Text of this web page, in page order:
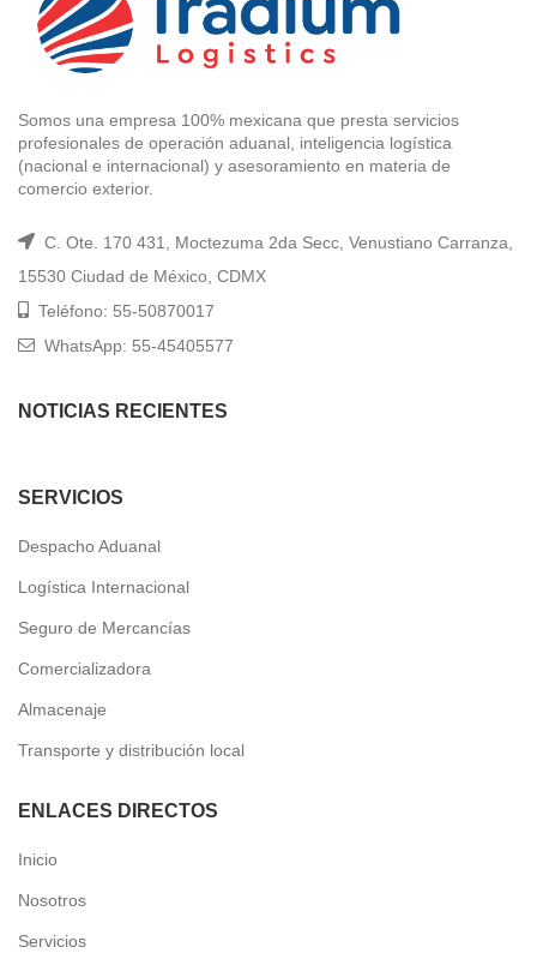
Somos una empresa 100% mexicana que presta servicios
profesionales de operación aduanal, inteligencia logística
(nacional e internacional) y asesoramiento en materia de
comercio exterior.
C. Ote. 170 431, Moctezuma 2da Secc, Venustiano Carranza,
15530 Ciudad de México, CDMX
Teléfono: 55-50870017
WhatsApp: 55-45405577
NOTICIAS RECIENTES
SERVICIOS
Despacho Aduanal
Logística Internacional
Seguro de Mercancías
Comercializadora
Almacenaje
Transporte y distribución local
ENLACES DIRECTOS
Inicio
Nosotros
Servicios